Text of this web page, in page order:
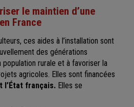
le maintien d’une
France
ces aides à l’installation sont
des générations
population rurale et à favoriser la
agricoles. Elles sont financées
l’État français. Elles se